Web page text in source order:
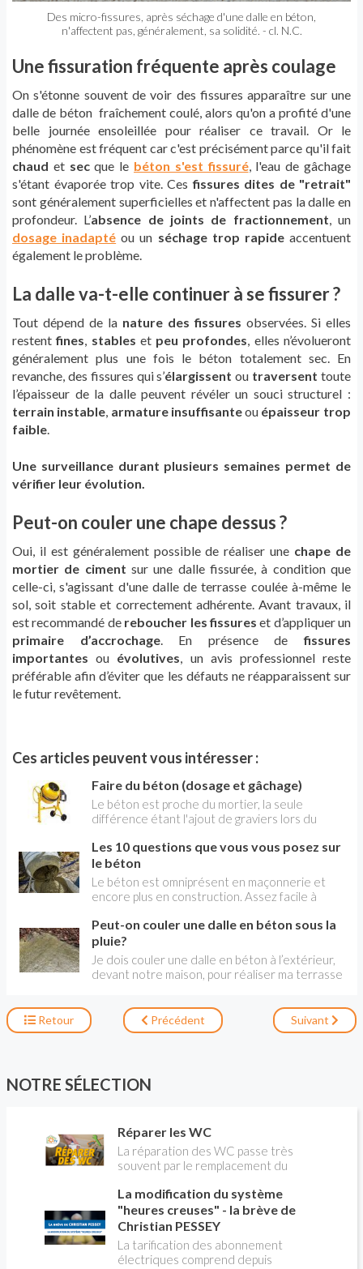
Des micro-fissures, après séchage d'une dalle en béton,
n'affectent pas, généralement, sa solidité. - cl. N.C.
Une fissuration fréquente après coulage
On s'étonne souvent de voir des fissures apparaître sur une
dalle de béton fraîchement coulé, alors qu'on a profité d'une
belle journée ensoleillée pour réaliser ce travail. Or le
phénomène est fréquent car c'est précisément parce qu'il fait
chaud et secque le béton s'est fissuré, l'eau de gâchage
s'étant évaporée trop vite. Cesfissures dites de "retrait"
sont généralement superficielles et n'affectent pas la dalle en
profondeur. L’absence de joints de fractionnement , un
dosage inadapté ou un séchage trop rapideaccentuent
également le problème.
La dalle va-t-elle continuer à se fissurer ?
Tout dépend de la nature des fissures observées. Si elles
restentfines stables et peu profondes , elles n’évolueront
généralement plus une fois le béton totalement sec. En
revanche, des fissures qui s’élargissent ou traversent toute
l’épaisseur de la dalle peuvent révéler un souci structurel :
terrain instable armature insuffisanteou épaisseur trop
faible
Une surveillance durant plusieurs semaines permet de
vérifier leur évolution.
Peut-on couler une chape dessus ?
Oui, il est généralement possible de réaliser une chape de
mortier de ciment sur une dalle fissurée, à condition que
celle-ci, s'agissant d'une dalle de terrasse coulée à-même le
sol, soit stable et correctement adhérente. Avant travaux, il
est recommandé de reboucher les fissures et d’appliquer un
primaire d’accrochage. En présence defissures
importantes ou évolutives , un avis professionnel reste
préférable afin d’éviter que les défauts ne réapparaissent sur
le futur revêtement.
Ces articles peuvent vous intéresser :
Faire du béton (dosage et gâchage)
Le béton est proche du mortier, la seule
différence étant l'ajout de graviers lors du
faibles quantités, mais on utilise le plus souvent
une bétonnière, qui facilite grandement les
opérations lorsqu’il s’agit de couler une dalle
ou de réaliser des travaux de coffrage
importants. Pour une grosse quantité de
béton, on aura recours à une livraison par
camion-toupie.
Les 10 questions que vous vous posez sur
le béton
Le béton est omniprésent en maçonnerie et
encore plus en construction. Assez facile à
réaliser des structures solides comme des
dalles de sol ou d'étages, des murs (béton
banché) et autres ouvrages. Voici 10
questions-réponses sur le sujet.
Peut-on couler une dalle en béton sous la
pluie?
Je dois couler une dalle en béton à l’extérieur,
devant notre maison, pour réaliser ma terrasse
toujours au lendemain pour ne pas le faire sous
la pluie. Quelles seraient les conséquences sur
Retour Précédent Suivant
NOTRE SÉLECTION
Réparer les WC
La réparation des WC passe très
souvent par le remplacement du
expliquer
La modification du système
"heures creuses" - la brève de
Christian PESSEY
La tarification des abonnement
électriques comprend depuis